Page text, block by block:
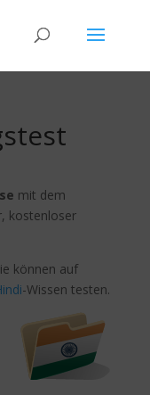
mit dem
kostenloser
können auf
-Wissen testen.